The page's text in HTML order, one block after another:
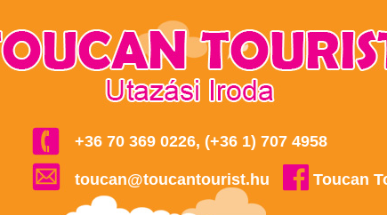
+36 70 369 0226, (+36 1) 707 4958
toucan@toucantourist.hu Toucan